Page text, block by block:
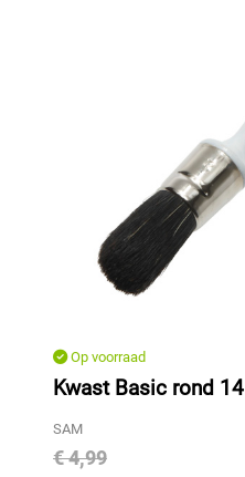
Op voorraad
Kwast Basic rond 14
SAM
€ 4,99